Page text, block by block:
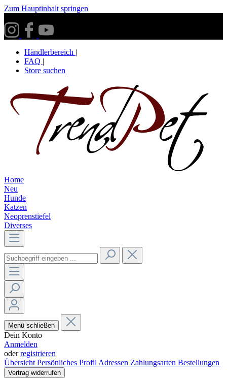
Zum Hauptinhalt springen
Händlerbereich |
FAQ |
Store suchen
Home
Neu
Hunde
Katzen
Neoprenstiefel
Diverses
Menü schließen
Dein Konto
Anmelden
oderregistrieren
Übersicht Persönliches Profil Adressen Zahlungsarten Bestellungen
Vertrag widerrufen